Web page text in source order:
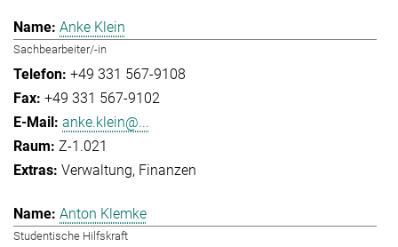
Anke Klein
Sachbearbeiter/-in
+49 331 567-9108
+49 331 567-9102
anke.klein@...
Z-1.021
Verwaltung Finanzen
Anton Klemke
Studentische Hilfskraft